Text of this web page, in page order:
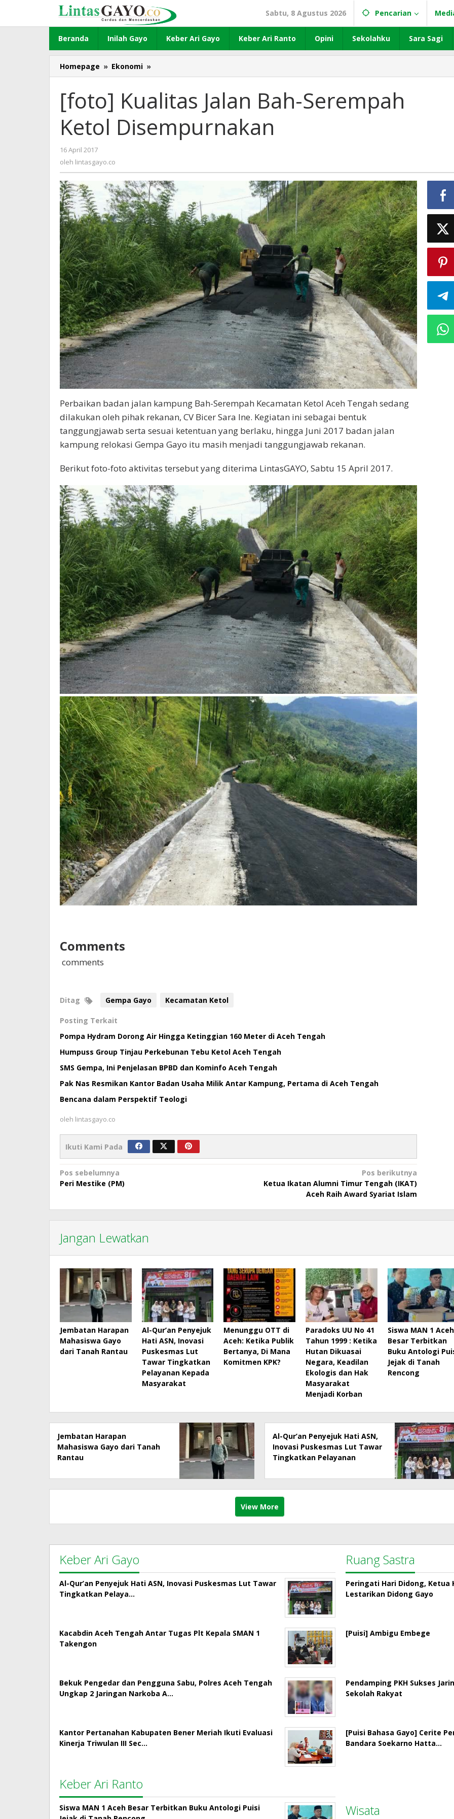
konten
Sabtu, 8 Agustus 2026 Pencarian
Beranda Inilah Gayo Keber Ari Gayo Keber Ari Ranto Opini Sekolahku Sara Sagi
Homepage » Ekonomi »
Kualitas
Bah-
Serempah
Disempurnakan
[foto] Kualitas Jalan Bah-Serempah
Ketol Disempurnakan
16 April 2017
lintasgayo.co
oleh lintasgayo.co
Perbaikan badan jalan kampung Bah-Serempah Kecamatan Ketol Aceh Tengah sedang
dilakukan oleh pihak rekanan, CV Bicer Sara Ine. Kegiatan ini sebagai bentuk
tanggungjawab serta sesuai ketentuan yang berlaku, hingga Juni 2017 badan jalan
kampung relokasi Gempa Gayo itu masih menjadi tanggungjawab rekanan.
Berikut foto-foto aktivitas tersebut yang diterima LintasGAYO, Sabtu 15 April 2017.
Comments
comments
Ditag Gempa Gayo Kecamatan Ketol
Posting Terkait
Pompa Hydram Dorong Air Hingga Ketinggian 160 Meter di Aceh Tengah
Humpuss Group Tinjau Perkebunan Tebu Ketol Aceh Tengah
SMS Gempa, Ini Penjelasan BPBD dan Kominfo Aceh Tengah
Pak Nas Resmikan Kantor Badan Usaha Milik Antar Kampung, Pertama di Aceh Tengah
Bencana dalam Perspektif Teologi
oleh lintasgayo.co
Ikuti Kami Pada
Navigasi
pos
Pos sebelumnya
Peri Mestike (PM)
Pos berikutnya
Ketua Ikatan Alumni Timur Tengah (IKAT)
Aceh Raih Award Syariat Islam
Jangan Lewatkan
Jembatan Harapan
Mahasiswa Gayo
dari Tanah Rantau
Al-Qur’an Penyejuk
Hati ASN, Inovasi
Puskesmas Lut
Tawar Tingkatkan
Pelayanan Kepada
Masyarakat
Menunggu OTT di
Aceh: Ketika Publik
Bertanya, Di Mana
Komitmen KPK?
Paradoks UU No 41
Tahun 1999 : Ketika
Hutan Dikuasai
Negara, Keadilan
Ekologis dan Hak
Masyarakat
Menjadi Korban
Siswa MAN 1 Aceh
Besar Terbitkan
Buku Antologi
Jejak di Tanah
Rencong
Jembatan Harapan
Mahasiswa Gayo dari Tanah
Rantau
Al-Qur’an Penyejuk Hati ASN,
Inovasi Puskesmas Lut Tawar
Tingkatkan Pelayanan
View More
Keber Ari Gayo
Al-Qur’an Penyejuk Hati ASN, Inovasi Puskesmas Lut Tawar
Tingkatkan Pelaya…
Kacabdin Aceh Tengah Antar Tugas Plt Kepala SMAN 1
Takengon
Bekuk Pengedar dan Pengguna Sabu, Polres Aceh Tengah
Ungkap 2 Jaringan Narkoba A…
Kantor Pertanahan Kabupaten Bener Meriah Ikuti Evaluasi
Kinerja Triwulan III Sec…
Keber Ari Ranto
Siswa MAN 1 Aceh Besar Terbitkan Buku Antologi Puisi
Ruang Sastra
Peringati Hari Didong, Ketua
Lestarikan Didong Gayo
[Puisi] Ambigu Embege
Pendamping PKH Sukses
Sekolah Rakyat
[Puisi Bahasa Gayo] Cerite
Bandara Soekarno Hatta…
Wisata